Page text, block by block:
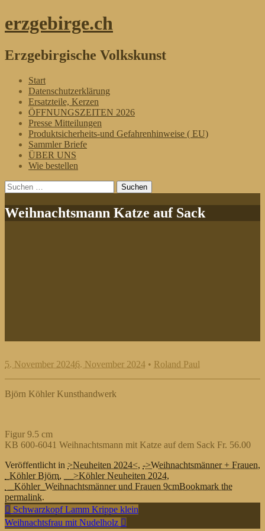
erzgebirge.ch
Erzgebirgische Volkskunst
Menü
Zum
Inhalt
springen
Start
Datenschutzerklärung
Ersatzteile, Kerzen
ÖFFNUNGSZEITEN 2026
Presse Mitteilungen
Produktsicherheits-und Gefahrenhinweise ( EU)
Sammler Briefe
ÜBER UNS
Wie bestellen
Suchen
nach:
Weihnachtsmann Katze auf Sack
5. November 20246. November 2024 • Roland Paul
Björn Köhler Kunsthandwerk
Figur 9.5 cm
KB 600-6041 Weihnachtsmann mit Katze auf dem Sack Fr. 56.00
Veröffentlicht in >Neuheiten 2024<, ->Weihnachtsmänner + Frauen,
_Köhler Björn, __>Köhler Neuheiten 2024,
__Köhler_Weihnachtsmänner und Frauen 9cmBookmark the
permalink.
Beitragsnavigation
Schwarzkopf Lamm Krippe klein
Weihnachtsfrau mit Nudelholz